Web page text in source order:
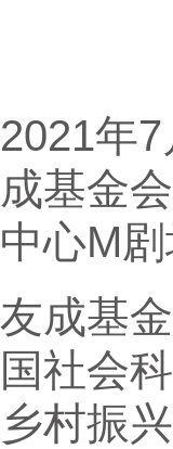
2021年
成基金
中心M剧
友成基
国社会
乡村振